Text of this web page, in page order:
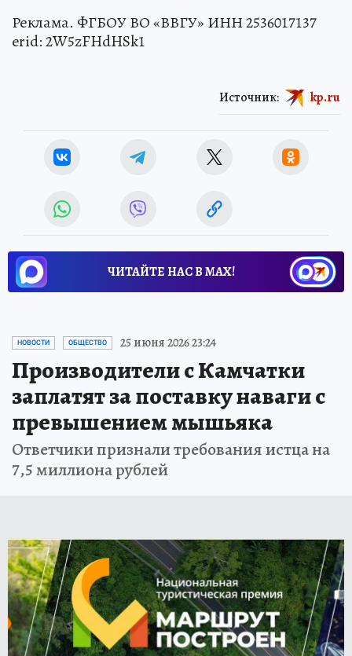
Реклама. ФГБОУ ВО «ВВГУ» ИНН 2536017137
erid: 2W5zFHdHSk1
Источник: kp.ru
ЧИТАЙТЕ НАС В МАХ!
НОВОСТИ ОБЩЕСТВО 25 июня 2026 23:24
Производители с Камчатки
заплатят за поставку наваги с
превышением мышьяка
Ответчики признали требования истца на
7,5 миллиона рублей